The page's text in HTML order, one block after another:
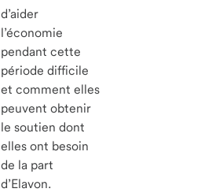
d’aider
l’économie
pendant cette
période difficile
et comment elles
peuvent obtenir
le soutien dont
elles ont besoin
de la part
d’Elavon.